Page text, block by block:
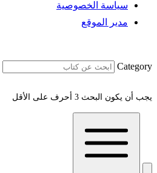
سياسة الخصوصية
مدير الموقع
Category
يجب أن يكون البحث 3 أحرف على الأقل